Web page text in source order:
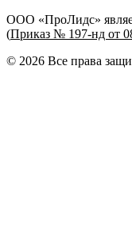
ООО «ПроЛидс»
(Приказ № 197-нд от
© 2026 Все права